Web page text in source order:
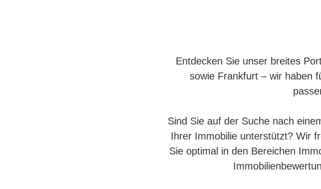
Entdecken Sie unser breites
sowie Frankfurt – wir haben
Sind Sie auf der Suche nach
Ihrer Immobilie unterstützt? Wir
Sie optimal in den Bereichen